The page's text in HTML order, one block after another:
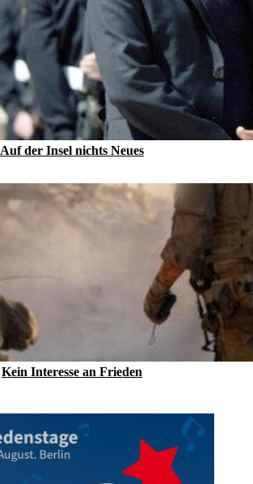
Auf der Insel nichts Neues
Kein Inte­resse an Frieden